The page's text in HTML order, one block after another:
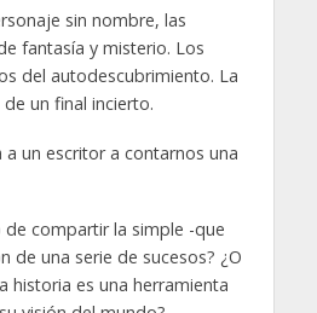
sin nombre, las
fantasía y misterio. Los
del autodescubrimiento. La
un final incierto.
a un escritor a contarnos una
de compartir la simple -que
de una serie de sucesos? ¿O
historia es una herramienta